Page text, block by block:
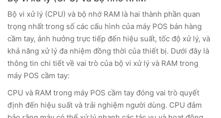
Bộ vi xử lý (CPU) và bộ nhớ RAM là hai thành phần quan
trọng nhất trong số các cấu hình của máy POS bán hàng
cầm tay, ảnh hưởng trực tiếp đến hiệu suất, tốc độ xử lý, và
khả năng xử lý đa nhiệm đồng thời của thiết bị. Dưới đây là
thông tin chi tiết về vai trò của bộ vi xử lý và RAM trong
máy POS cầm tay:
CPU và RAM trong máy POS cầm tay đóng vai trò quyết
định đến hiệu suất và trải nghiệm người dùng. CPU đảm